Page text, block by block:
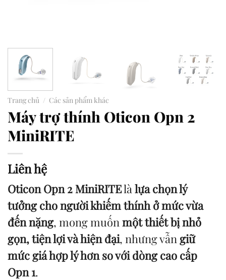
Trang chủ / Các sản phẩm khác
Máy trợ thính Oticon Opn 2
MiniRITE
Liên hệ
Oticon Opn 2 MiniRITElà lựa chọn lý
tưởng cho người khiếm thính ở mức vừa
đến nặng, mong muốn một thiết bị nhỏ
gọn, tiện lợi và hiện đại, nhưng vẫn giữ
mức giá hợp lý hơn so với dòng cao cấp
Opn 1.